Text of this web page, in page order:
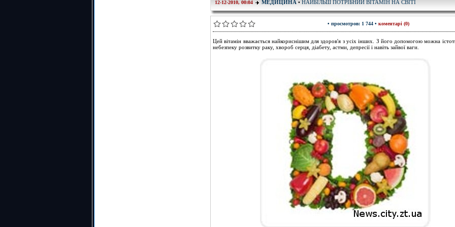
12-12-2010, 00:04 МЕДИЦИНА • НАЙБІЛЬШ ПОТРІБНИЙ ВІТАМІН НА СВІТІ
• просмотров: 1 744 • коментарі (0)
Цей вітамін вважається найкориснішим для здоров'я з усіх інших. З його допомогою можна
небезпеку розвитку раку, хвороб серця, діабету, астми, депресії і навіть зайвої ваги.